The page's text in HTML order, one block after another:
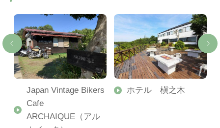
Japan Vintage Bikers
Cafe
ARCHAIQUE（アル
ホテル 槇之木